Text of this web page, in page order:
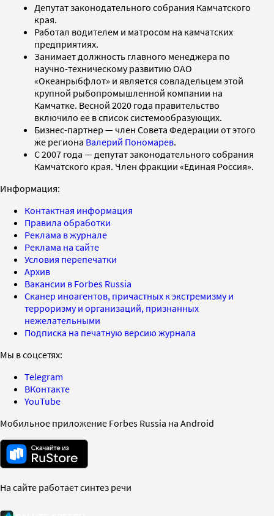
Депутат законодательного собрания Камчатского
края.
Работал водителем и матросом на камчатских
предприятиях.
Занимает должность главного менеджера по
научно-техническому развитию ОАО
«Океанрыбфлот» и является совладельцем этой
крупной рыбопромышленной компании на
Камчатке. Весной 2020 года правительство
включило ее в список системообразующих.
Бизнес-партнер — член Совета Федерации от этого
же региона Валерий Пономарев.
С 2007 года — депутат законодательного собрания
Камчатского края. Член фракции «Единая Россия».
Информация:
Контактная информация
Правила обработки
Реклама в журнале
Реклама на сайте
Условия перепечатки
Архив
Вакансии в Forbes Russia
Сканер иноагентов, причастных к экстремизму и
терроризму и организаций, признанных
нежелательными
Подписка на печатную версию журнала
Мы в соцсетях:
Telegram
ВКонтакте
YouTube
Мобильное приложение Forbes Russia на Android
На сайте работает синтез речи